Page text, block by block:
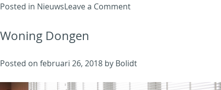
Posted in NieuwsLeave a Commenton
een
Woning Dongen
Posted on februari 26, 2018 by Bolidt